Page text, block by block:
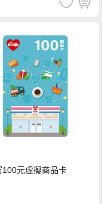
100元虛擬商品卡